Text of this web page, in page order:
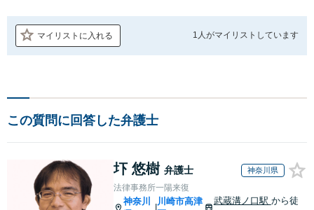
マイリストに入れる 1人がマイリストしています
この質問に回答した弁護士
圷 悠樹 弁護士 神奈川県
法律事務所一陽来復
神奈川
川崎市高津
武蔵溝ノ口駅 から徒